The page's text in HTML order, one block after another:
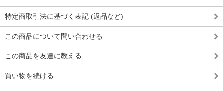
特定商取引法に基づく表記 (返品など)
この商品について問い合わせる
この商品を友達に教える
買い物を続ける